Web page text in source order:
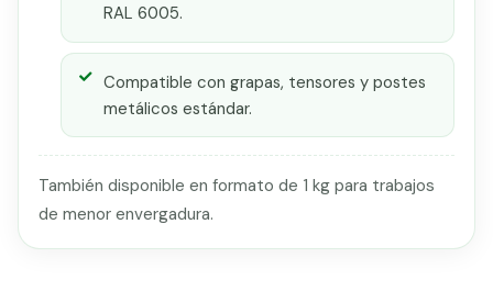
RAL 6005.
Compatible con grapas, tensores y postes
metálicos estándar.
También disponible en formato de 1 kg para trabajos
de menor envergadura.